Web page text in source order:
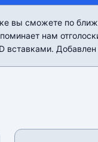
вы сможете по
нам
вставками.